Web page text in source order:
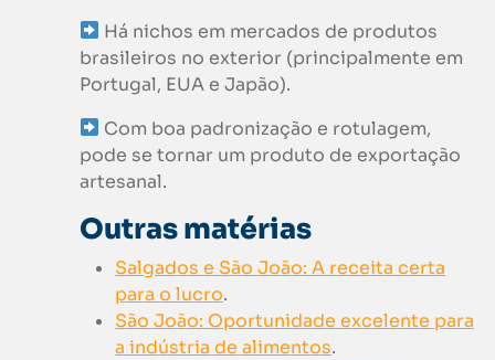
Há nichos em mercados de produtos
brasileiros no exterior (principalmente em
Portugal, EUA e Japão).
Com boa padronização e rotulagem,
pode se tornar um produto de exportação
artesanal.
Outras matérias
Salgados e São João: A receita certa
para o lucro.
São João: Oportunidade excelente para
a indústria de alimentos.